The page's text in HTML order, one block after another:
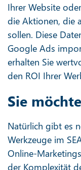
Ihrer Website
die Aktionen, die
sollen. Diese
Google Ads
erhalten Sie
den ROI Ihrer
Sie
Natürlich gibt es
Werkzeuge im
Online-
der Komplexität